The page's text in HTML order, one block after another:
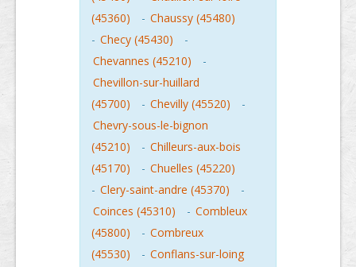
(45360)
- Chaussy (45480)
- Checy (45430)
-
Chevannes (45210)
-
Chevillon-sur-huillard
(45700)
- Chevilly (45520)
-
Chevry-sous-le-bignon
(45210)
- Chilleurs-aux-bois
(45170)
- Chuelles (45220)
- Clery-saint-andre (45370)
-
Coinces (45310)
- Combleux
(45800)
- Combreux
(45530)
- Conflans-sur-loing